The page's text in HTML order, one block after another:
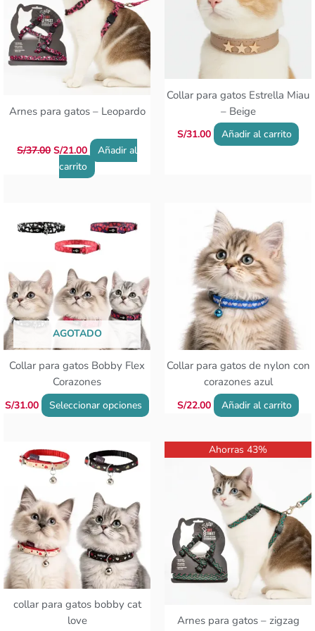
Arnes para gatos – Leopardo
S/37.00 S/21.00
Añadir al
carrito
Collar para gatos Estrella Miau
– Beige
S/31.00 Añadir al carrito
AGOTADO
Collar para gatos Bobby Flex
Corazones
S/31.00 Seleccionar opciones
variantes.
Las
pueden
página
Collar para gatos de nylon con
corazones azul
S/22.00 Añadir al carrito
collar para gatos bobby cat
love
opciones
pueden
Ahorras 43%
Arnes para gatos – zigzag
El
precio
original
era:
S/37.00.
El
precio
actual
es:
S/21.00.